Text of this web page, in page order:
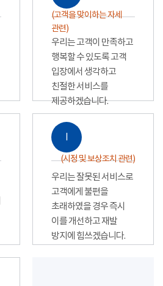
(고객을 맞이하는 자세
관련)
우리는 고객이 만족하고
행복할 수 있도록 고객
입장에서 생각하고
친절한 서비스를
제공하겠습니다.
Ⅰ
(시정 및 보상조치 관련)
우리는 잘못된 서비스로
고객에게 불편을
초래하였을 경우 즉시
이를 개선하고 재발
방지에 힘쓰겠습니다.